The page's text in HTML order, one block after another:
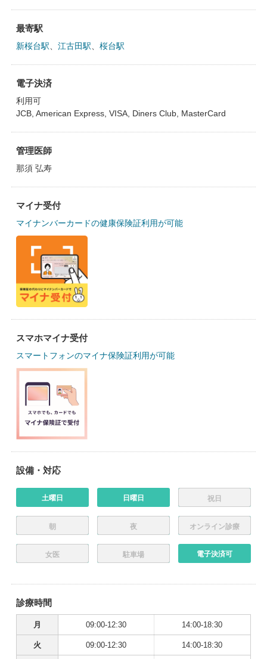
最寄駅
新桜台駅 江古田駅 桜台駅
電子決済
利用可
JCB, American Express, VISA, Diners Club, MasterCard
管理医師
那須 弘寿
マイナ受付
マイナンバーカードの健康保険証利用が可能
スマホマイナ受付
スマートフォンのマイナ保険証利用が可能
設備・対応
土曜日 日曜日 祝日
朝 夜 オンライン診療
女医 駐車場 電子決済可
診療時間
月 09:00-12:30 14:00-18:30
火 09:00-12:30 14:00-18:30